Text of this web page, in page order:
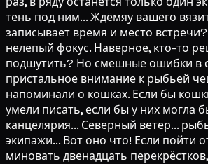
тень под ним... Ждёмяу вашего
записывает время и место
нелепый фокус. Наверное, кто-то
подшутить? Но смешные ошибки в
пристальное внимание к рыбьей
напоминали о кошках. Если бы
умели писать, если бы у них могла
канцелярия... Северный ветер...
экипажи... Вот оно что! Если пойти
миновать двенадцать